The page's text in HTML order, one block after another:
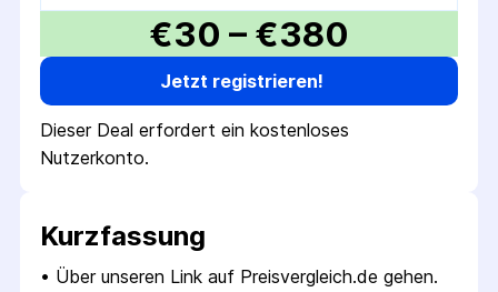
€30 – €380
Jetzt registrieren!
Dieser Deal erfordert ein kostenloses
Nutzerkonto.
Kurzfassung
• Über unseren Link auf Preisvergleich.de gehen.